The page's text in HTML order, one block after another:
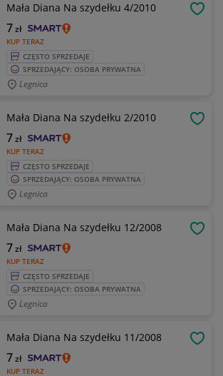
Mała Diana Na szydełku 4/2010
KUP TERAZ
7zł
CZĘSTO SPRZEDAJE
SPRZEDAJĄCY: OSOBA PRYWATNA
Legnica
Mała Diana Na szydełku 2/2010
KUP TERAZ
7zł
CZĘSTO SPRZEDAJE
SPRZEDAJĄCY: OSOBA PRYWATNA
Legnica
Mała Diana Na szydełku 12/2008
KUP TERAZ
7zł
CZĘSTO SPRZEDAJE
SPRZEDAJĄCY: OSOBA PRYWATNA
Legnica
Mała Diana Na szydełku 11/2008
KUP TERAZ
7zł